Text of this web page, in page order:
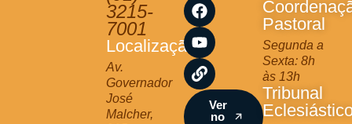
3215-
7001
Localização
Av.
Governador
José
Malcher,
t
a
g
r
a
m
e
b
o
o
k
t
u
b
e
k
Ver
no
Pastoral
Segunda a
Sexta: 8h
às 13h
Tribunal